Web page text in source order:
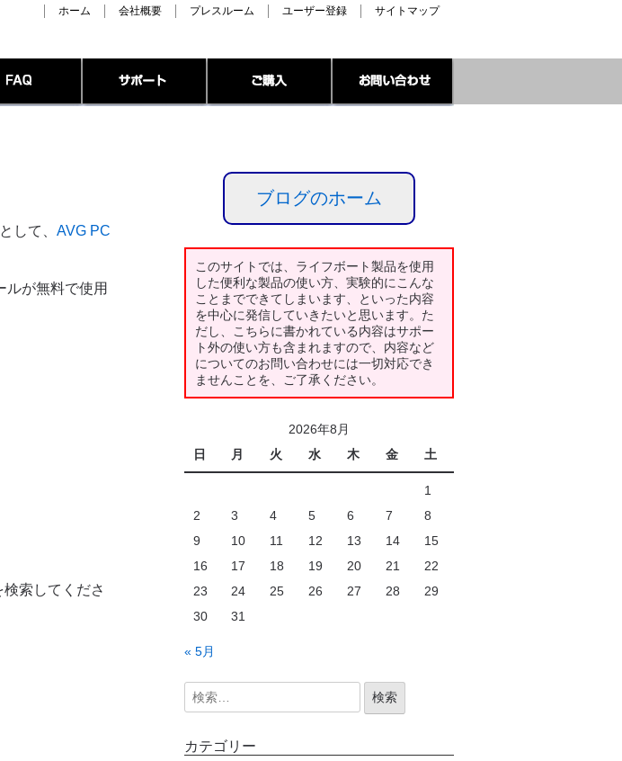
ホーム 会社概要 プレスルーム ユーザー登録 サイトマップ
して、 AVG PC
ルが無料で使用
索してくださ
ブログのホーム
このサイトでは、ライフボート製品を使用
した便利な製品の使い方、実験的にこんな
ことまでできてしまいます、といった内容
を中心に発信していきたいと思います。た
だし、こちらに書かれている内容はサポー
ト外の使い方も含まれますので、内容など
についてのお問い合わせには一切対応でき
ませんことを、ご了承ください。
2026年8月
日
月 火 水 木 金 土
1
2
3 4 5 6 7
8
9
10 11 12 13 14
15
16
17 18 19 20 21
22
23
24 25 26 27 28
29
30
31
« 5月
カテゴリー